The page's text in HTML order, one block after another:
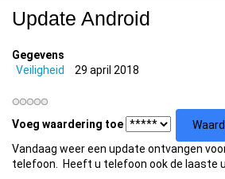
Update Android
Gegevens
Veiligheid
29 april 2018
Voeg waardering toe
Vandaag weer een update ontvangen
telefoon. Heeft u telefoon ook de laaste